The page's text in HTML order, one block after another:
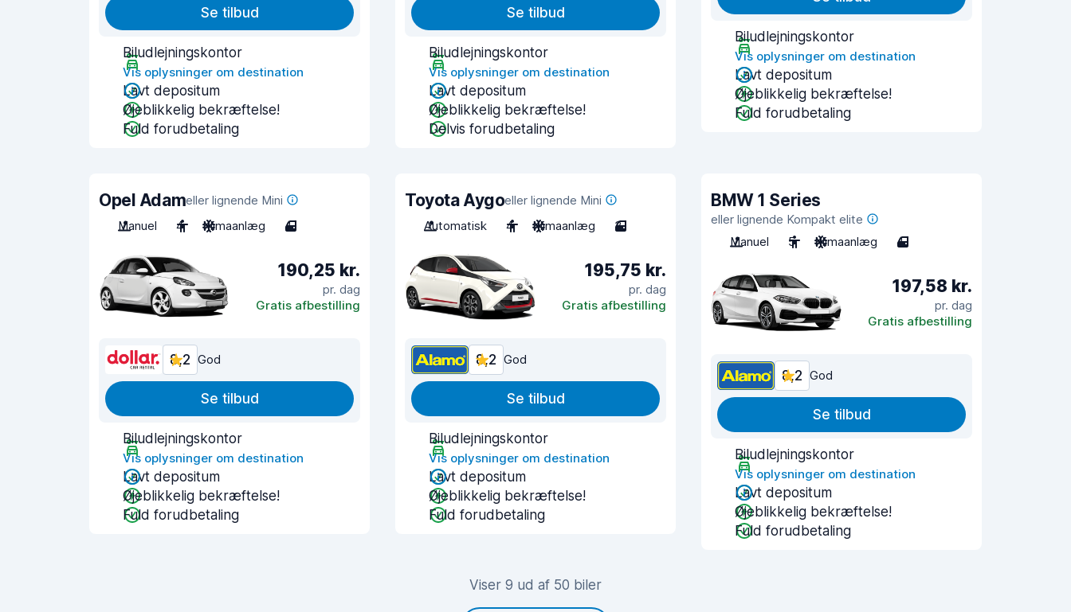
Se tilbud
Biludlejningskontor
Vis oplysninger om destination
Lavt depositum
Øjeblikkelig bekræftelse!
Fuld forudbetaling
Se tilbud
Biludlejningskontor
Vis oplysninger om destination
Lavt depositum
Øjeblikkelig bekræftelse!
Delvis forudbetaling
Biludlejningskontor
Vis oplysninger om destination
Lavt depositum
Øjeblikkelig bekræftelse!
Fuld forudbetaling
Opel Adameller lignende Mini
Manuel
4 Klimaanlæg 4
190,25 kr.
pr. dag
Gratis afbestilling
8,2 God
Se tilbud
Biludlejningskontor
Vis oplysninger om destination
Lavt depositum
Øjeblikkelig bekræftelse!
Fuld forudbetaling
Toyota Aygoeller lignende Mini
Automatisk
4 Klimaanlæg 3
195,75 kr.
pr. dag
Gratis afbestilling
8,2 God
Se tilbud
Biludlejningskontor
Vis oplysninger om destination
Lavt depositum
Øjeblikkelig bekræftelse!
Fuld forudbetaling
BMW 1 Series
eller lignende Kompakt elite
Manuel
5 Klimaanlæg 4
197,58 kr.
pr. dag
Gratis afbestilling
8,2 God
Se tilbud
Biludlejningskontor
Vis oplysninger om destination
Lavt depositum
Øjeblikkelig bekræftelse!
Fuld forudbetaling
Viser 9 ud af 50 biler